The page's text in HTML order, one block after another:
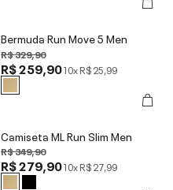
Bermuda Run Move 5 Men
R$ 329,90
R$ 259,9010xR$ 25,99
Camiseta ML Run Slim Men
R$ 349,90
R$ 279,9010xR$ 27,99